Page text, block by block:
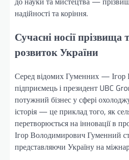
надійності та коріння.
Сучасні носії прізвища
розвиток України
Серед відомих Гуменних — Ігор
підприємець і президент UBC
потужний бізнес у сфері
історія — це приклад того, як
перетворюється на інновації в
Ігор Володимирович Гуменний
представляючи Україну на